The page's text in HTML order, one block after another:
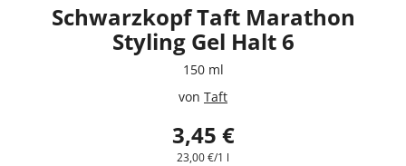
Schwarzkopf Taft Marathon
Styling Gel Halt 6
150 ml
von Taft
3,45 €
23,00 €/1 l